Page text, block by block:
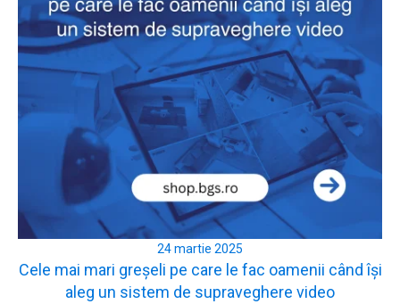
24 martie 2025
Cele mai mari greșeli pe care le fac oamenii când își
aleg un sistem de supraveghere video